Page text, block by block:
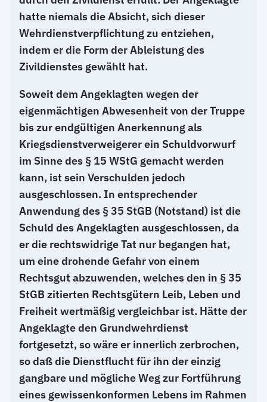
hatte niemals die Absicht, sich dieser
Wehrdienstverpflichtung zu entziehen,
indem er die Form der Ableistung des
Zivildienstes gewählt hat.
Soweit dem Angeklagten wegen der
eigenmächtigen Abwesenheit von der Truppe
bis zur endgültigen Anerkennung als
Kriegsdienstverweigerer ein Schuldvorwurf
im Sinne des § 15 WStG gemacht werden
kann, ist sein Verschulden jedoch
ausgeschlossen. In entsprechender
Anwendung des § 35 StGB (Notstand) ist die
Schuld des Angeklagten ausgeschlossen, da
er die rechtswidrige Tat nur begangen hat,
um eine drohende Gefahr von einem
Rechtsgut abzuwenden, welches den in § 35
StGB zitierten Rechtsgütern Leib, Leben und
Freiheit wertmäßig vergleichbar ist. Hätte der
Angeklagte den Grundwehrdienst
fortgesetzt, so wäre er innerlich zerbrochen,
so daß die Dienstflucht für ihn der einzig
gangbare und mögliche Weg zur Fortführung
eines gewissenkonformen Lebens im Rahmen